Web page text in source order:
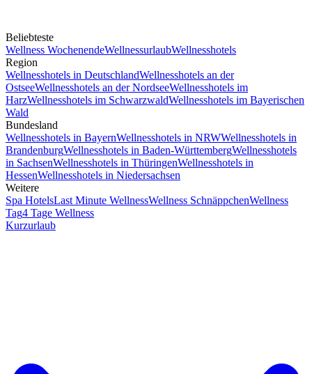
Beliebteste
Wellness WochenendeWellnessurlaubWellnesshotels
Region
Wellnesshotels in DeutschlandWellnesshotels an der
OstseeWellnesshotels an der NordseeWellnesshotels im
HarzWellnesshotels im SchwarzwaldWellnesshotels im Bayerischen
Wald
Bundesland
Wellnesshotels in BayernWellnesshotels in NRWWellnesshotels in
BrandenburgWellnesshotels in Baden-WürttembergWellnesshotels
in SachsenWellnesshotels in ThüringenWellnesshotels in
HessenWellnesshotels in Niedersachsen
Weitere
Spa HotelsLast Minute WellnessWellness SchnäppchenWellness
Tag4 Tage Wellness
Kurzurlaub